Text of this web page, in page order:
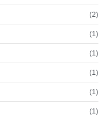
(2)
(1)
(1)
(1)
(1)
(1)